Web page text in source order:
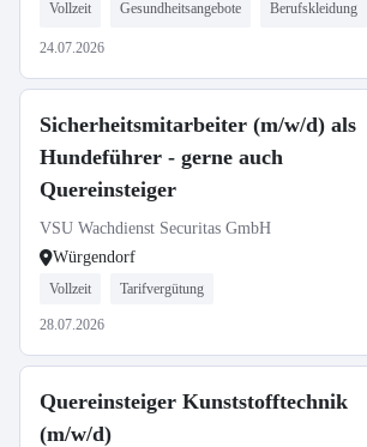
Vollzeit Gesundheitsangebote Berufskleidung
24.07.2026
Sicherheitsmitarbeiter (m/w/d) als
Hundeführer - gerne auch
Quereinsteiger
VSU Wachdienst Securitas GmbH
Würgendorf
Vollzeit Tarifvergütung
28.07.2026
Quereinsteiger Kunststofftechnik
(m/w/d)